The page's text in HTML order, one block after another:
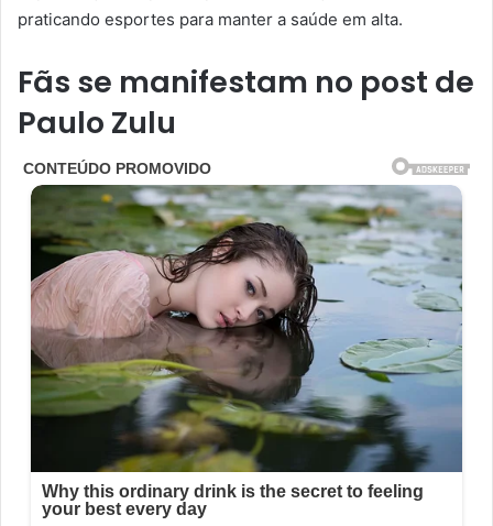
praticando esportes para manter a saúde em alta.
Fãs se manifestam no post de
Paulo Zulu